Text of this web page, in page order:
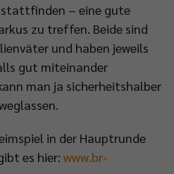
stattfinden – eine gute
zu treffen. Beide sind
und haben jeweils
gut miteinander
man ja sicherheitshalber
in der Hauptrunde
es hier: www.br-